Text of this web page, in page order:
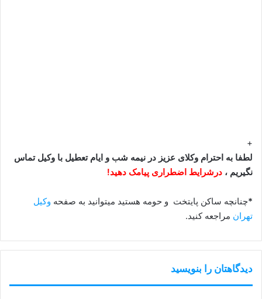
+
لطفا به احترام وکلای عزیز در نیمه شب و ایام تعطیل با وکیل تماس
نگیریم ، درشرایط اضطراری پیامک دهید!
*چنانچه ساکن پایتخت و حومه هستید میتوانید به صفحه وکیل
تهران مراجعه کنید.
دیدگاهتان را بنویسید